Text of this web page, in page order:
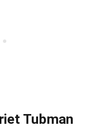
Tubman